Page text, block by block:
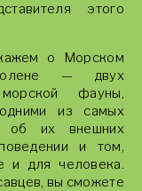
этого
о Морском
— двух
морской фауны,
из самых
об их внешних
и том,
и для человека.
вы сможете